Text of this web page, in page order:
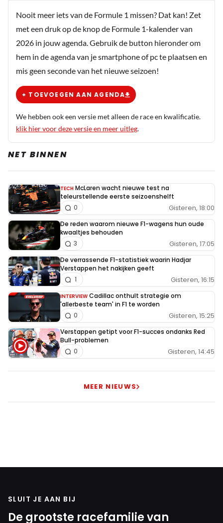
Nooit meer iets van de Formule 1 missen? Dat kan! Zet
met een druk op de knop de Formule 1-kalender van
2026 in jouw agenda. Gebruik de button hieronder om
hem in de agenda van je smartphone of pc te plaatsen en
mis geen seconde van het nieuwe seizoen!
+ TOEVOEGEN AAN AGENDA
We hebben ook een versie met alleen de race en kwalificatie.
klik hier voor deze versie en meer uitleg.
NET BINNEN
TECH McLaren wacht nieuwe test na
teleurstellende eerste seizoenshelft
Gisteren, 18:00
0
De reden waarom nieuwe F1-wagens hun oude
kwaaltjes behouden
Gisteren, 17:05
3
De verrassende F1-statistiek waarin Hadjar
Verstappen het nakijken geeft
Gisteren, 16:15
1
INTERVIEW Cadillac onthult strategie om
'allerbeste team' in F1 te worden
Gisteren, 15:25
0
Verstappen getipt voor F1-succes ondanks Red
Bull-problemen
Gisteren, 14:45
0
MEER NIEUWS
SLUIT JE AAN BIJ
De grootste racefamilie van